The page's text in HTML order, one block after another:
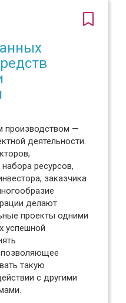
производством —
деятельности.
ресурсов,
заказчика
делают
проекты одними
успешной
позволяющее
такую
с другими